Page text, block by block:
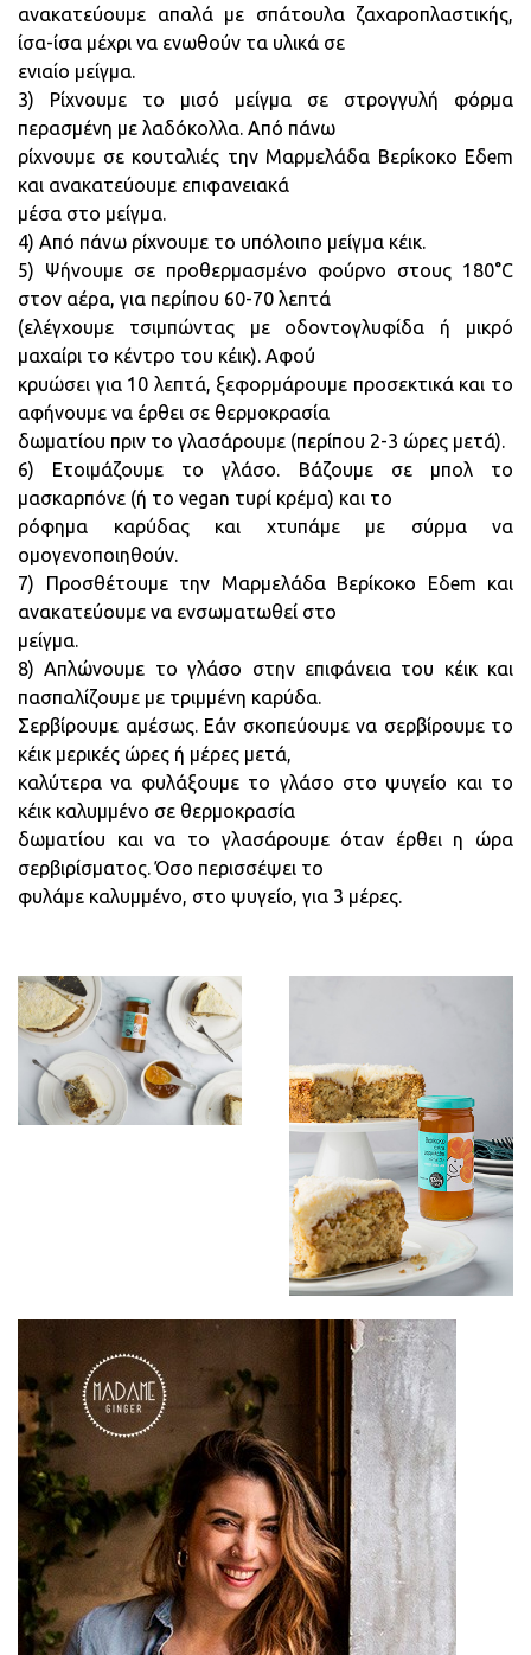
ανακατεύουμε απαλά με σπάτουλα ζαχαροπλαστικής,
ίσα-ίσα μέχρι να ενωθούν τα υλικά σε
ενιαίο μείγμα.
3) Ρίχνουμε το μισό μείγμα σε στρογγυλή φόρμα
περασμένη με λαδόκολλα. Από πάνω
ρίχνουμε σε κουταλιές την Μαρμελάδα Βερίκοκο Εδem
και ανακατεύουμε επιφανειακά
μέσα στο μείγμα.
4) Από πάνω ρίχνουμε το υπόλοιπο μείγμα κέικ.
5) Ψήνουμε σε προθερμασμένο φούρνο στους 180°C
στον αέρα, για περίπου 60-70 λεπτά
(ελέγχουμε τσιμπώντας με οδοντογλυφίδα ή μικρό
μαχαίρι το κέντρο του κέικ). Αφού
κρυώσει για 10 λεπτά, ξεφορμάρουμε προσεκτικά και το
αφήνουμε να έρθει σε θερμοκρασία
δωματίου πριν το γλασάρουμε (περίπου 2-3 ώρες μετά).
6) Ετοιμάζουμε το γλάσο. Βάζουμε σε μπολ το
μασκαρπόνε (ή το vegan τυρί κρέμα) και το
ρόφημα καρύδας και χτυπάμε με σύρμα να
ομογενοποιηθούν.
7) Προσθέτουμε την Μαρμελάδα Βερίκοκο Εδem και
ανακατεύουμε να ενσωματωθεί στο
μείγμα.
8) Απλώνουμε το γλάσο στην επιφάνεια του κέικ και
πασπαλίζουμε με τριμμένη καρύδα.
Σερβίρουμε αμέσως. Εάν σκοπεύουμε να σερβίρουμε το
κέικ μερικές ώρες ή μέρες μετά,
καλύτερα να φυλάξουμε το γλάσο στο ψυγείο και το
κέικ καλυμμένο σε θερμοκρασία
δωματίου και να το γλασάρουμε όταν έρθει η ώρα
σερβιρίσματος. Όσο περισσέψει το
φυλάμε καλυμμένο, στο ψυγείο, για 3 μέρες.